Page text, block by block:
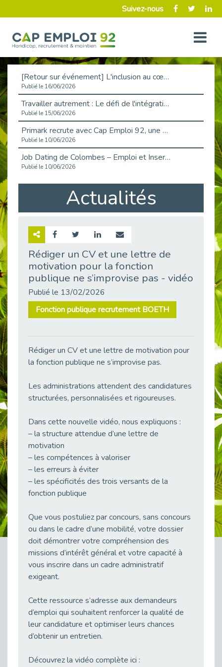
Suivez-nous
[Retour sur événement] L'inclusion au cœur de la Place de l'Emploi à La Défense !
Publié le 16/06/2026
Travailler autrement : Le défi de l'intégration des maladies chroniques en entreprise
Publié le 15/06/2026
Primark recrute avec Cap Emploi 92, une matinée couronnée de succès !
Publié le 10/06/2026
Job Dating de Colombes – Emploi et Insertion
Publié le 10/06/2026
Aborder l'entretien et la situation de handicap en toute confiance
Publié le 09/06/2026
Retour sur l’atelier « Optimiser sa recherche d’emploi »
Publié le 02/06/2026
Publié le 30/05/2026
« Confiance en soi et acceptation du handicap » : un levier puissant vers l’emploi
Publié le 21/05/2026
Publié le 18/05/2026
Fibromyalgie : Quand la douleur invisible s’invite au bureau
CAP EMPLOI 92 : L’inclusion portée à son sommet, bien au-delà des quotas
Publié le 12/05/2026
Publié le 04/05/2026
Le taux d’emploi direct dans la fonction publique dépasse 6 % en 2025
Publié le 04/05/2026
Publié le 01/05/2026
Témoignage : Le parcours de Marc, 44 ans
Publié le 30/04/2026
L’Aménagement Raisonnable : Un Levier pour l’Équité
Publié le 29/04/2026
Publié le 29/04/2026
28 avril : Agir ensemble pour une culture de prévention au travail
Publié le 27/04/2026
Mobilisation pour l’alternance et le handicap
Actualités
Rédiger un CV et une lettre de
motivation pour la fonction
publique ne s’improvise pas - vidéo
Publié le 13/02/2026
Fonction publique recrutement BOETH
Rédiger un CV et une lettre de motivation pour
la fonction publique ne s’improvise pas.
Les administrations attendent des candidatures
structurées, personnalisées et rigoureuses.
Dans cette nouvelle vidéo, nous expliquons :
– la structure attendue d’une lettre de
motivation
– les compétences à valoriser
– les erreurs à éviter
– les spécificités des trois versants de la
fonction publique
Que vous postuliez par concours, sans concours
ou dans le cadre d’une mobilité, votre dossier
doit démontrer votre compréhension des
missions d’intérêt général et votre capacité à
vous inscrire dans un cadre administratif
exigeant.
Cette ressource s’adresse aux demandeurs
d’emploi qui souhaitent renforcer la qualité de
leur candidature et optimiser leurs chances
d’obtenir un entretien.
Découvrez la vidéo complète ici :